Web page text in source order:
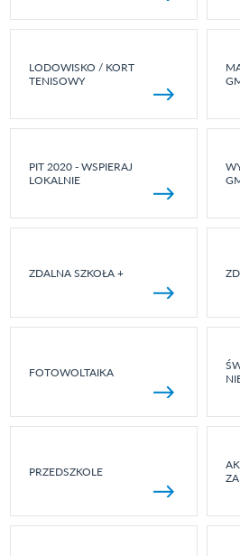
LODOWISKO / KORT
TENISOWY
PIT 2020 - WSPIERAJ
LOKALNIE
ZDALNA SZKOŁA +
FOTOWOLTAIKA
PRZEDSZKOLE